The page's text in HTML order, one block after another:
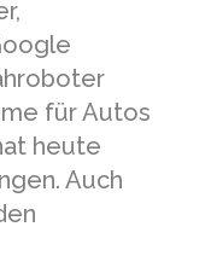
für Autos
heute
Auch